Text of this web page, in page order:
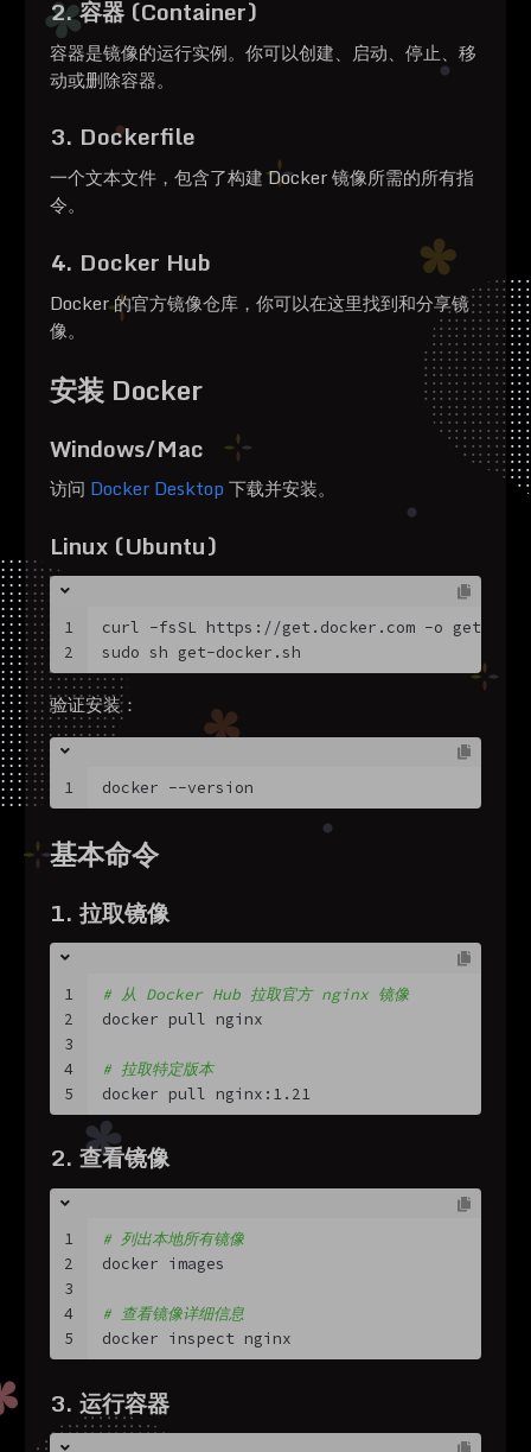
2. 容器 (Container)
容器是镜像的运行实例。你可以创建、启动、停止、移
动或删除容器。
3. Dockerfile
一个文本文件，包含了构建 Docker 镜像所需的所有指
令。
4. Docker Hub
Docker 的官方镜像仓库，你可以在这里找到和分享镜
像。
安装 Docker
Windows/Mac
访问 Docker Desktop下载并安装。
Linux (Ubuntu)
1
2
curl -fsSL https://get.docker.com -o get-
sudo sh get-docker.sh
验证安装：
1 docker --version
基本命令
1. 拉取镜像
1
2
3
4
5
# 从 Docker Hub 拉取官方 nginx 镜像
docker pull nginx
# 拉取特定版本
docker pull nginx:1.21
2. 查看镜像
1
2
3
4
5
# 列出本地所有镜像
docker images
# 查看镜像详细信息
docker inspect nginx
3. 运行容器